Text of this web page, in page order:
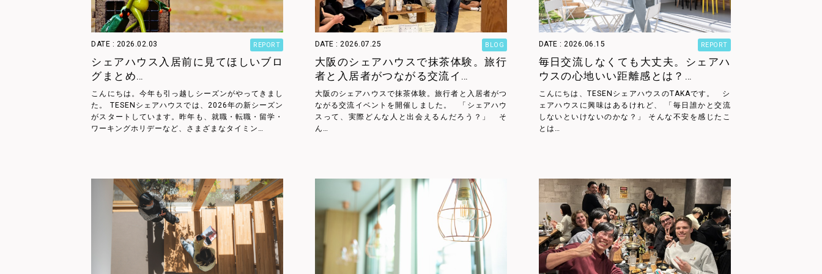
DATE : 2026.02.03 REPORT
シェアハウス入居前に見てほしいブロ
グまとめ…
こんにちは。今年も引っ越しシーズンがやってきまし
た。 TESENシェアハウスでは、2026年の新シーズン
がスタートしています。昨年も、就職・転職・留学・
ワーキングホリデーなど、さまざまなタイミン…
DATE : 2026.07.25 BLOG
大阪のシェアハウスで抹茶体験。旅行
者と入居者がつながる交流イ…
大阪のシェアハウスで抹茶体験。旅行者と入居者がつ
ながる交流イベントを開催しました。 「シェアハウ
スって、実際どんな人と出会えるんだろう？」 そ
ん…
DATE : 2026.06.15 REPORT
毎日交流しなくても大丈夫。シェアハ
ウスの心地いい距離感とは？…
こんにちは、TESENシェアハウスのTAKAです。 シ
ェアハウスに興味はあるけれど、 「毎日誰かと交流
しないといけないのかな？」 そんな不安を感じたこ
とは…